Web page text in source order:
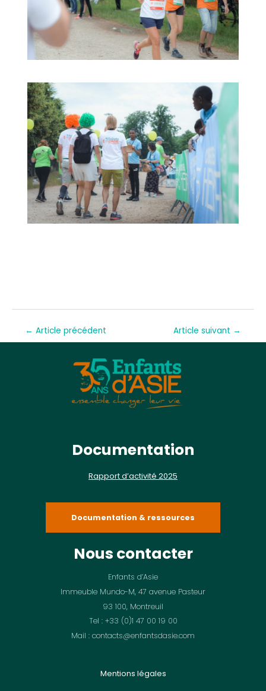
← Article précédent Article suivant →
Documentation
Rapport d’activité 2025
Documentation & ressources
Nous contacter
Enfants d’Asie
Immeuble Mundo-M, 47 avenue Pasteur
93 100, Montreuil
Tel : +33 (0)1 47 00 19 00
Mail : contacts@enfantsdasie.com
Mentions légales